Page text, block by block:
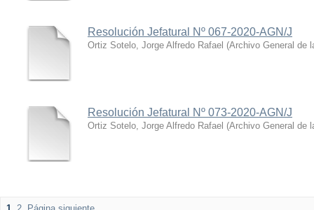
Resolución Jefatural Nº 067-2020-AGN/J
Ortiz Sotelo, Jorge Alfredo Rafael (Archivo General de
Resolución Jefatural Nº 073-2020-AGN/J
Ortiz Sotelo, Jorge Alfredo Rafael (Archivo General de